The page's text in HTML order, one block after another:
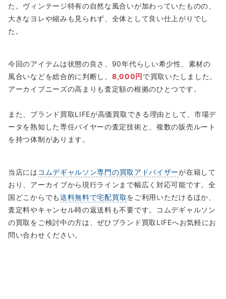
た。ヴィンテージ特有の自然な風合いが加わっていたものの、
大きなヨレや縮みも見られず、全体として良い仕上がりでし
た。
今回のアイテムは状態の良さ、90年代らしい希少性、素材の
風合いなどを総合的に判断し、 8,000円で買取いたしました。
アーカイブニーズの高まりも査定額の根拠のひとつです。
また、ブランド買取LIFEが高価買取できる理由として、市場デ
ータを熟知した専任バイヤーの査定技術と、複数の販売ルート
を持つ体制があります。
当店には コムデギャルソン専門の買取アドバイザーが在籍して
おり、アーカイブから現行ラインまで幅広く対応可能です。全
国どこからでも送料無料で宅配買取をご利用いただけるほか、
査定料やキャンセル時の返送料も不要です。コムデギャルソン
の買取をご検討中の方は、ぜひブランド買取LIFEへお気軽にお
問い合わせください。